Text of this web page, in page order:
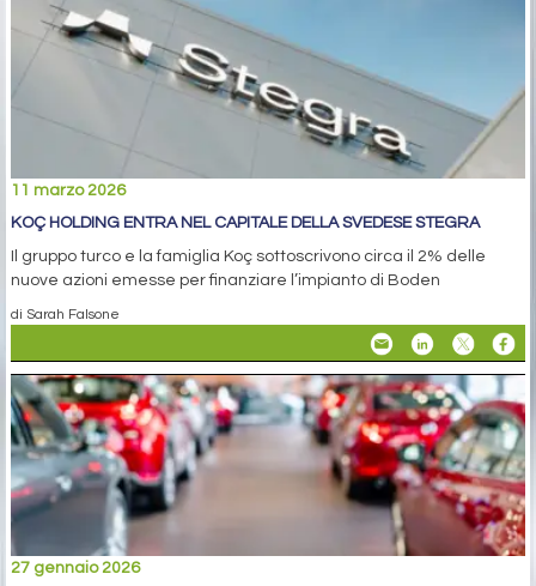
11 marzo 2026
KOÇ HOLDING ENTRA NEL CAPITALE DELLA SVEDESE STEGRA
Il gruppo turco e la famiglia Koç sottoscrivono circa il 2% delle
nuove azioni emesse per finanziare l’impianto di Boden
di Sarah Falsone
27 gennaio 2026